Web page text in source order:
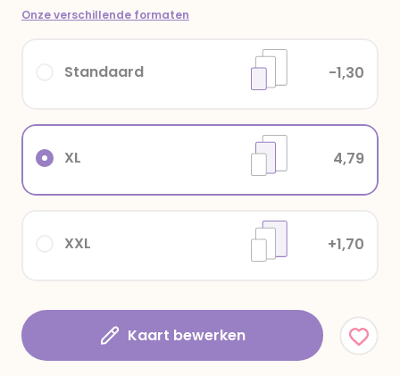
Onze verschillende formaten
XXL +1,70
XL 4,79
Standaard -1,30
Kaart bewerken